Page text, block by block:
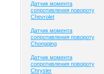
Датчик момента
сопротивления повороту
Chevrolet
Датчик момента
сопротивления повороту
Chongqing
Датчик момента
сопротивления повороту
Chrysler